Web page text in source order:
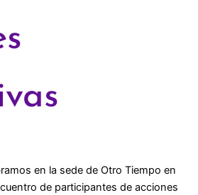
en la sede de Otro Tiempo en
de participantes de acciones